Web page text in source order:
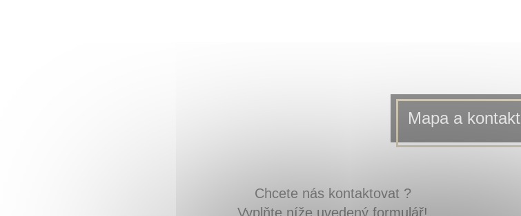
Mapa a kontakt
Chcete nás kontaktovat ?
Vyplňte níže uvedený formulář!